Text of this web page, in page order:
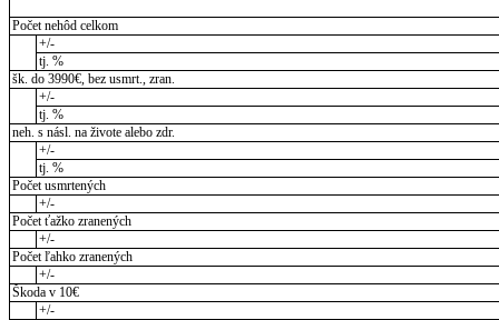
Počet nehôd celkom
+/-
tj. %
šk. do 3990€, bez usmrt., zran.
+/-
tj. %
neh. s násl. na živote alebo zdr.
+/-
tj. %
Počet usmrtených
+/-
Počet ťažko zranených
+/-
Počet ľahko zranených
+/-
Škoda v 10€
+/-